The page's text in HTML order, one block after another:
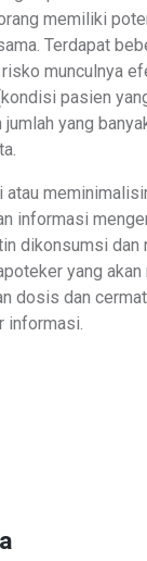
memiliki
Terdapat
munculnya
pasien
yang
informasi
dikonsumsi
yang
dosis dan
informasi.